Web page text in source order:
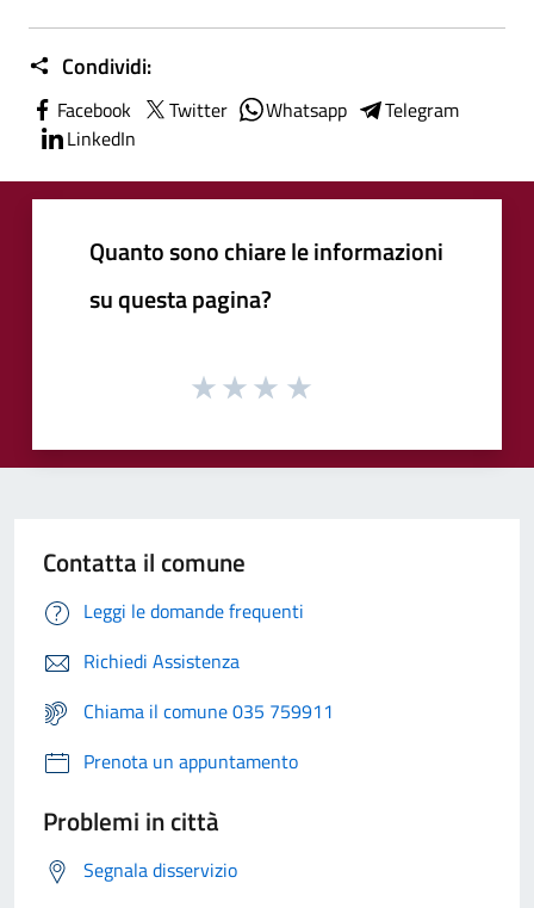
Condividi:
Facebook Twitter Whatsapp
Telegram
LinkedIn
Quanto sono chiare le informazioni
su questa pagina?
Contatta il comune
Leggi le domande frequenti
Richiedi Assistenza
Chiama il comune 035 759911
Prenota un appuntamento
Problemi in città
Segnala disservizio